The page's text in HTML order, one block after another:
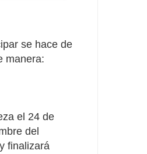
se hace de
manera:
el 24 de
del
finalizará